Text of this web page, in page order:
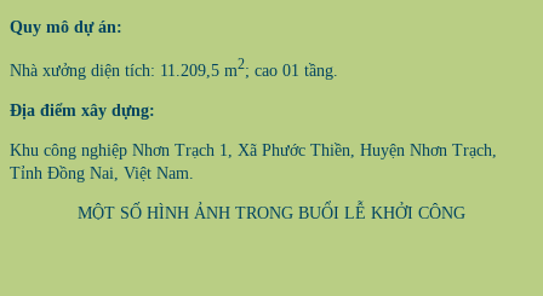
Quy mô dự án:
Nhà xưởng diện tích: 11.209,5 m2; cao 01 tầng.
Địa điểm xây dựng:
Khu công nghiệp Nhơn Trạch 1, Xã Phước Thiền, Huyện Nhơn Trạch,
Tỉnh Đồng Nai, Việt Nam.
MỘT SỐ HÌNH ẢNH TRONG BUỔI LỄ KHỞI CÔNG